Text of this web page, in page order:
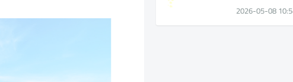
2026-05-08